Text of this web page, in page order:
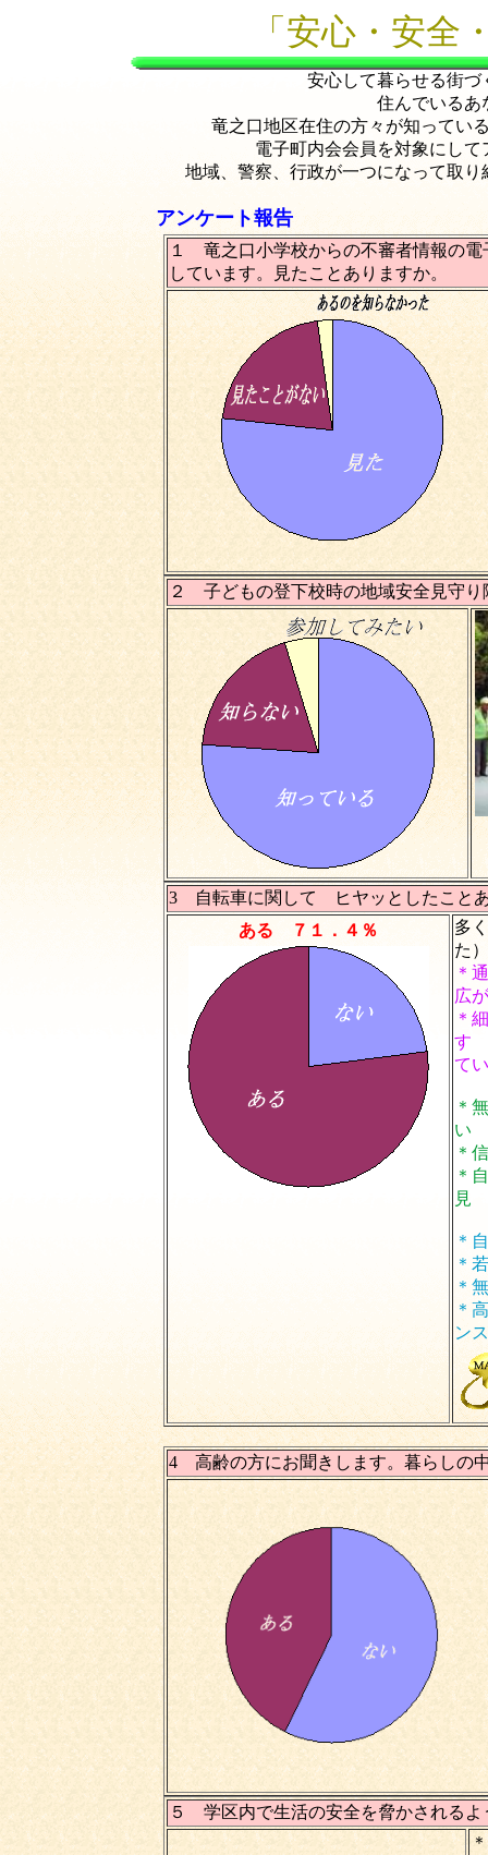
「安心・安全
安心して暮らせる街
住んでいるあ
竜之口地区在住の方々が知ってい
電子町内会会員を対象にし
地域、警察、行政が一つになって取
アンケート報告
１ 竜之口小学校からの不審者情報の
しています。見たことありますか。
２ 子どもの登下校時の地域安全見守り
3 自転車に関して ヒヤッとしたこと
ある ７１．４％
多
た）
＊
広
＊
す
て
＊
い
＊
＊
見
＊
＊
＊
＊
ン
4 高齢の方にお聞きします。暮らしの
５ 学区内で生活の安全を脅かされる